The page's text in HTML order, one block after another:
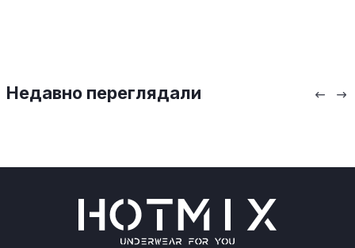
Недавно переглядали